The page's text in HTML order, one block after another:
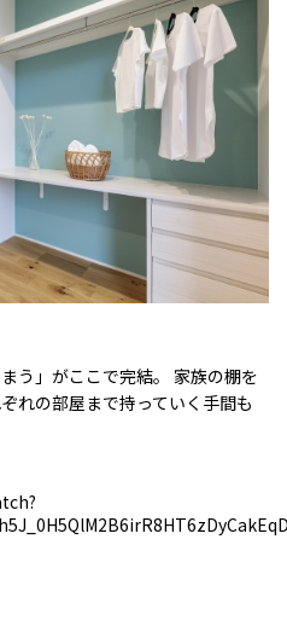
う」がここで完結。 家族の棚を
れの部屋まで持っていく手間も